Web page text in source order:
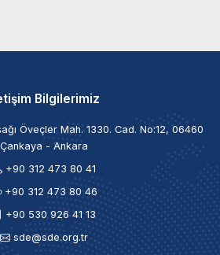
Bilgilerimiz
Öveçler Mah. 1330. Cad. No:12, 06460
Çankaya - Ankara
+90 312 473 80 41
+90 312 473 80 46
+90 530 926 41 13
sde@sde.org.tr